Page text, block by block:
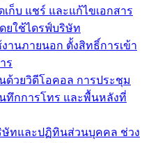
เก็บ แชร์ และแก้ไขเอกสาร
ยใช้ไดรฟ์บริษัท
านภายนอก ตั้งสิทธิ์การเข้า
ร
ด้วยวิดีโอคอล การประชุม
ทึกการโทร และพื้นหลังที่
ทและปฏิทินส่วนบุคคล ช่วง